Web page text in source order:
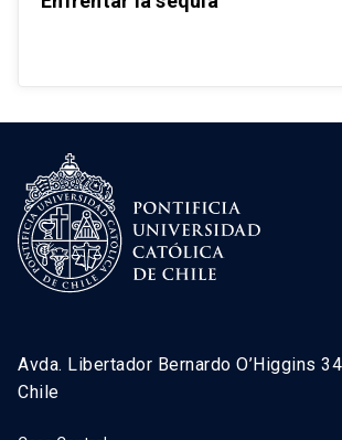
Avda. Libertador Bernardo O’Higgins
Chile